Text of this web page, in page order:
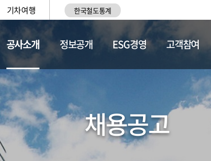
기차여행 한국철도통계
공사소개
현황 채용
정보공개 ESG경영 고객참여
채용공고